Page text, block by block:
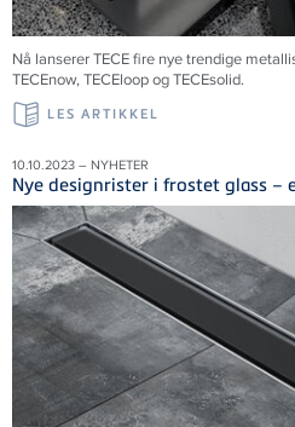
Nå lanserer TECE fire nye trendige
TECEnow, TECEloop og TECEsolid.
LES ARTIKKEL
10.10.2023 – NYHETER
Nye designrister i frostet glass –